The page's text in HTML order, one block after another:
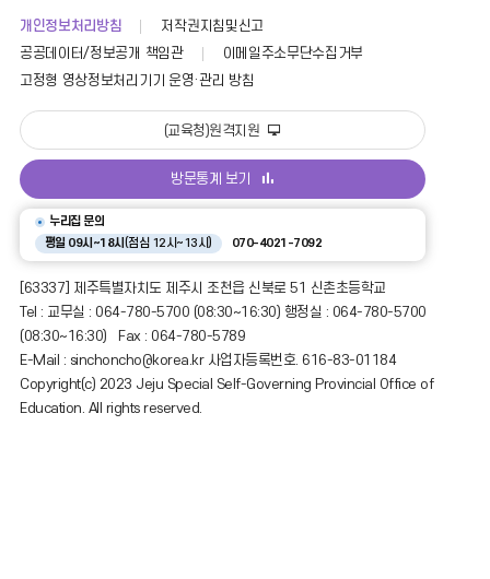
개인정보처리방침
저작권지침및신고
공공데이터/정보공개 책임관
이메일주소무단수집거부
고정형 영상정보처리기기 운영·관리 방침
(교육청)원격지원
방문통계 보기
누리집 문의
평일 09시~18시 (점심 12시~13시) 070-4021-7092
[63337] 제주특별자치도 제주시 조천읍 신북로 51 신촌초등학교
Tel : 교무실 : 064-780-5700 (08:30~16:30) 행정실 : 064-780-5700
(08:30~16:30) Fax : 064-780-5789
E-Mail : sinchoncho@korea.kr 사업자등록번호. 616-83-01184
Copyright(c) 2023 Jeju Special Self-Governing Provincial Office of
Education. All rights reserved.